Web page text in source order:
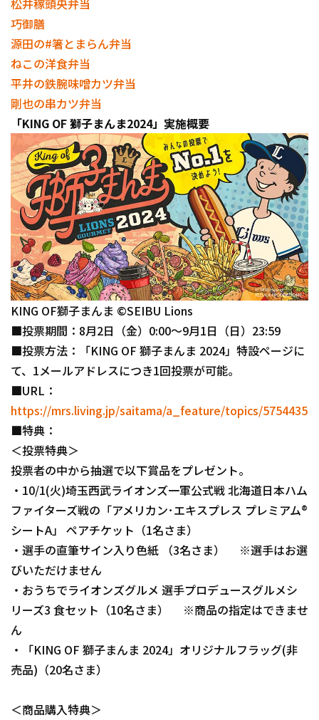
松井稼頭央弁当
巧御膳
源田の#箸とまらん弁当
ねこの洋食弁当
平井の鉄腕味噌カツ弁当
剛也の串カツ弁当
「KING OF 獅子まんま2024」実施概要
KING OF獅子まんま ©SEIBU Lions
■投票期間：8月2日（金）0:00～9月1日（日）23:59
■投票方法：「KING OF 獅子まんま 2024」特設ページに
て、1メールアドレスにつき1回投票が可能。
■URL：
https://mrs.living.jp/saitama/a_feature/topics/5754435
■特典：
＜投票特典＞
投票者の中から抽選で以下賞品をプレゼント。
・10/1(火)埼玉西武ライオンズ一軍公式戦 北海道日本ハム
ファイターズ戦の「アメリカン･エキスプレス プレミアム®
シートA」 ペアチケット（1名さま）
・選手の直筆サイン入り色紙 （3名さま） ※選手はお選
びいただけません
・おうちでライオンズグルメ 選手プロデュースグルメシ
リーズ3 食セット（10名さま） ※商品の指定はできませ
ん
・「KING OF 獅子まんま 2024」オリジナルフラッグ(非
売品)（20名さま）
＜商品購入特典＞